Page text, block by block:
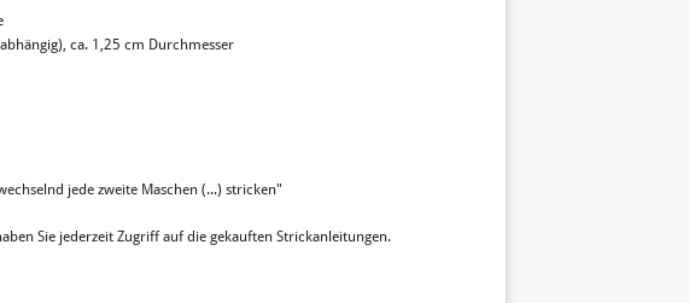
ca. 1,25 cm Durchmesser
jede zweite Maschen (...) stricken"
Sie jederzeit Zugriff auf die gekauften Strickanleitungen.